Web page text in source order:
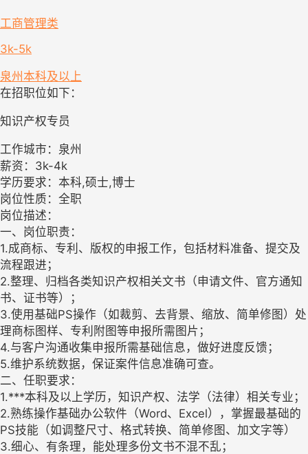
工商管理类
3k-5k
泉州 本科及以上
在招职位如下：
知识产权专员
工作城市：泉州
薪资：3k-4k
学历要求：本科,硕士,博士
岗位性质：全职
岗位描述：
一、岗位职责：
1.成商标、专利、版权的申报工作，包括材料准备、提交及
流程跟进；
2.整理、归档各类知识产权相关文书（申请文件、官方通知
书、证书等）；
3.使用基础PS操作（如裁剪、去背景、缩放、简单修图）处
理商标图样、专利附图等申报所需图片；
4.与客户沟通收集申报所需基础信息，做好进度反馈；
5.维护系统数据，保证案件信息准确可查。
二、任职要求：
1.***本科及以上学历，知识产权、法学（法律）相关专业；
2.熟练操作基础办公软件（Word、Excel），掌握最基础的
PS技能（如调整尺寸、格式转换、简单修图、加文字等）
3.细心、有条理，能处理多份文书不混不乱；